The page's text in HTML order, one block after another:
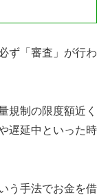
ず「審査」が行わ
規制の限度額近く
遅延中といった時
う手法でお金を借